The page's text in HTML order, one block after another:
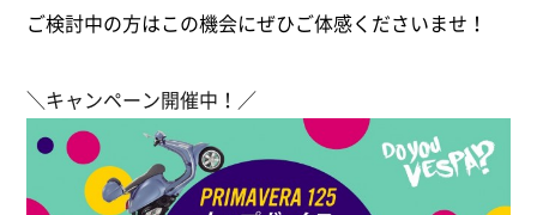
ご検討中の方はこの機会にぜひご体感くださいませ！
＼キャンペーン開催中！／